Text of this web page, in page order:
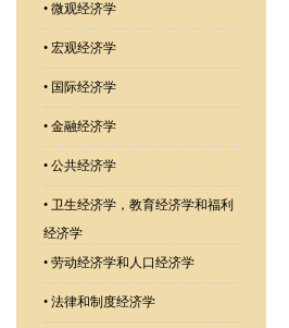
• 微观经济学
• 宏观经济学
• 国际经济学
• 金融经济学
• 公共经济学
• 卫生经济学，教育经济学和福利
经济学
• 劳动经济学和人口经济学
• 法律和制度经济学